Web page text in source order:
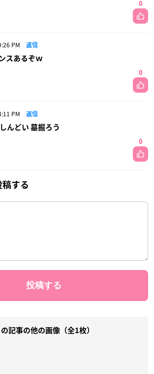
0
PM 返信
スあるぞｗ
0
PM 返信
んどい 墓掘ろう
0
稿する
の記事の他の画像（全1枚）